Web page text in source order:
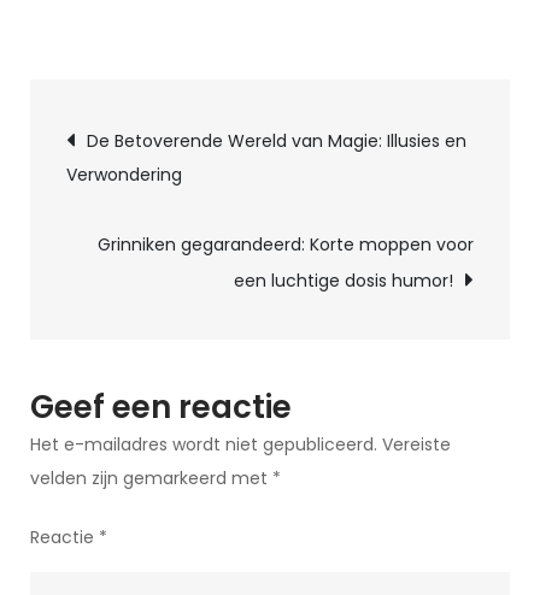
Mentalisme:
Ontdek
Intrigerende
en
Illusies
Berichtnavigatie
De Betoverende Wereld van Magie: Illusies en
Verwondering
Grinniken gegarandeerd: Korte moppen voor
een luchtige dosis humor!
Geef een reactie
Het e-mailadres wordt niet gepubliceerd. Vereiste
velden zijn gemarkeerd met *
Reactie *